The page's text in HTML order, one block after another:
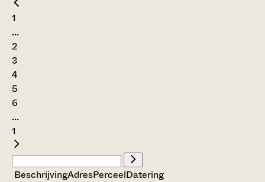
1
...
2
3
4
5
6
...
1
BeschrijvingAdresPerceelDatering